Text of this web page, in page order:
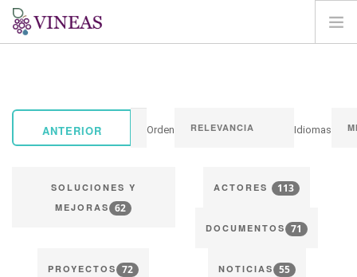
SOLUCIONES Y MEJORAS
ANTERIOR Orden Idiomas
SOLUCIONES Y
MEJORAS 62
ACTORES 113
DOCUMENTOS 71
PROYECTOS 72 NOTICIAS 55